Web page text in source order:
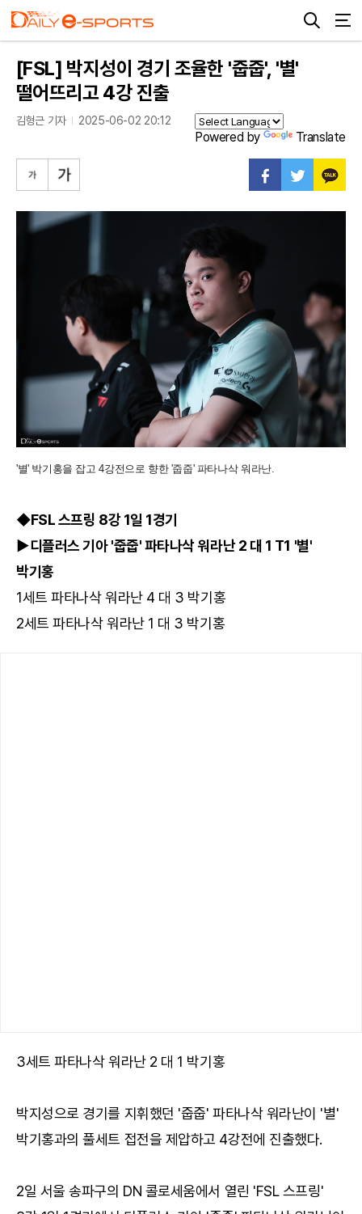
[FSL] 박지성이 경기 조율한 '줍줍', '별'
떨어뜨리고 4강 진출
김형근 기자 2025-06-02 20:12
Powered by Translate
'별' 박기홍을 잡고 4강전으로 향한 '줍줍' 파타나삭 워라난.
◆FSL 스프링 8강 1일 1경기
▶디플러스 기아 '줍줍' 파타나삭 워라난 2 대 1 T1 '별'
박기홍
1세트 파타나삭 워라난 4 대 3 박기홍
2세트 파타나삭 워라난 1 대 3 박기홍
3세트 파타나삭 워라난 2 대 1 박기홍
박지성으로 경기를 지휘했던 '줍줍' 파타나삭 워라난이 '별'
박기홍과의 풀세트 접전을 제압하고 4강전에 진출했다.
2일 서울 송파구의 DN 콜로세움에서 열린 'FSL 스프링'